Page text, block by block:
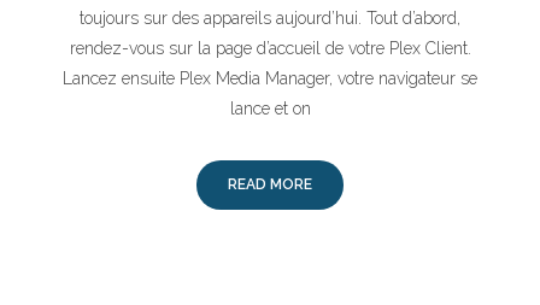
toujours sur des appareils aujourd’hui. Tout d’abord,
rendez-vous sur la page d’accueil de votre Plex Client.
Lancez ensuite Plex Media Manager, votre navigateur se
lance et on
READ MORE